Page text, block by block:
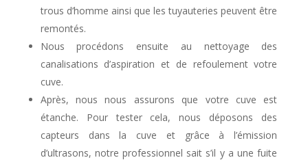
trous d’homme ainsi que les tuyauteries peuvent être
remontés.
Nous procédons ensuite au nettoyage des
canalisations d’aspiration et de refoulement votre
cuve.
Après, nous nous assurons que votre cuve est
étanche. Pour tester cela, nous déposons des
capteurs dans la cuve et grâce à l’émission
d’ultrasons, notre professionnel sait s’il y a une fuite